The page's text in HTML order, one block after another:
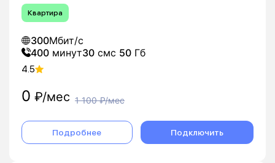
Квартира
300Мбит/с
400 минут30 смс 50 Гб
4.5
0 ₽/мес 1 100₽/мес
Подробнее Подключить